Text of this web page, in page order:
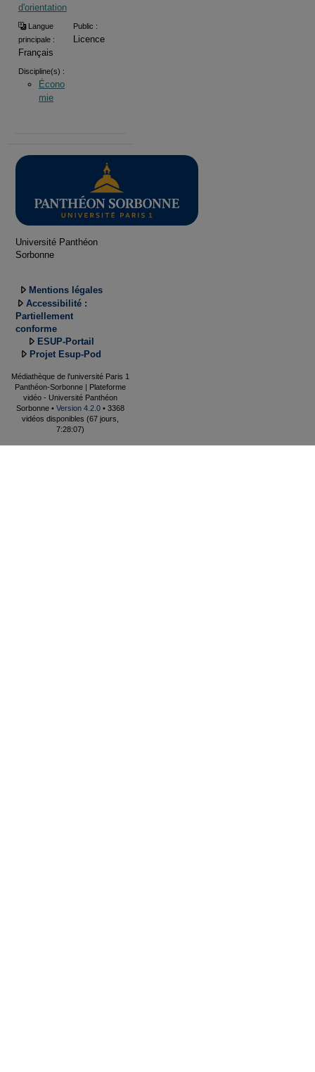
d'orientation
Langue
principale :
Français
Public :
Licence
Discipline(s) :
Écono
mie
Université Panthéon
Sorbonne
Mentions légales
Accessibilité :
Partiellement
conforme
ESUP-Portail
Projet Esup-Pod
Médiathèque de l'université Paris 1
Panthéon-Sorbonne | Plateforme
vidéo - Université Panthéon
Sorbonne • Version 4.2.0 • 3368
vidéos disponibles (67 jours,
7:28:07)